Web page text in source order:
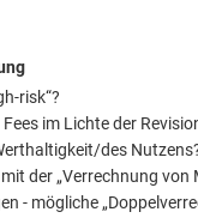
risk“?
im Lichte der
des
der „Verrechnung von
- mögliche